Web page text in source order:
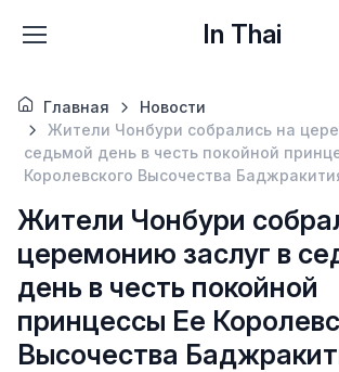
In Thai
Главная
Новости
Жители Чонбури собрались на
седьмой день в честь покойной
Королевского Высочества
Жители Чонбури
церемонию заслуг в
день в честь покойной
принцессы Ее
Высочества